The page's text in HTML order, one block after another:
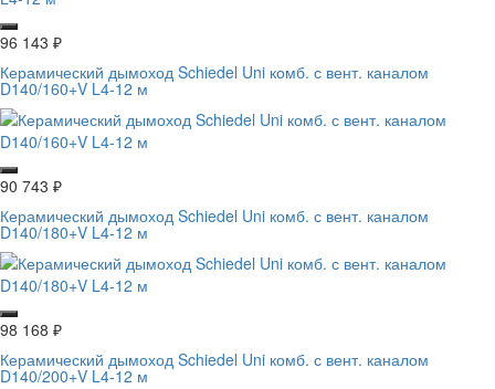
96 143 ₽
Керамический дымоход Schiedel Uni комб. с вент. каналом
D140/160+V L4-12 м
90 743 ₽
Керамический дымоход Schiedel Uni комб. с вент. каналом
D140/180+V L4-12 м
98 168 ₽
Керамический дымоход Schiedel Uni комб. с вент. каналом
D140/200+V L4-12 м